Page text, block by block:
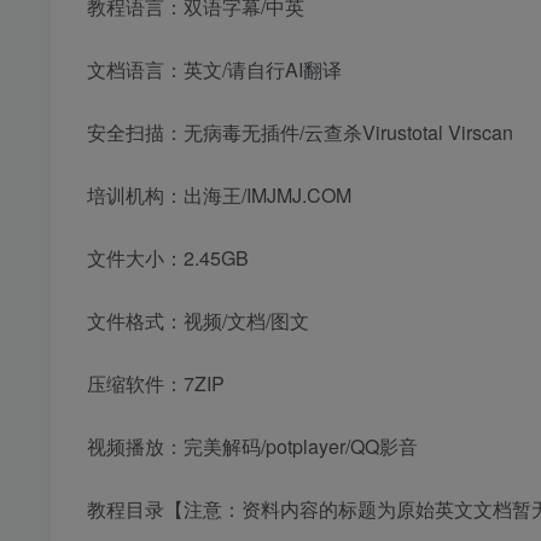
教程语言：双语字幕/中英
文档语言：英文/请自行AI翻译
安全扫描：无病毒无插件/云查杀Virustotal Virscan
培训机构：出海王/IMJMJ.COM
文件大小：2.45GB
文件格式：视频/文档/图文
压缩软件：7ZIP
视频播放：完美解码/potplayer/QQ影音
教程目录【注意：资料内容的标题为原始英文文档暂